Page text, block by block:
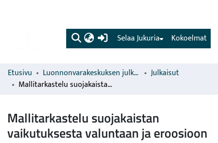
(current) Kokoelmat
Selaa Jukuria
Etusivu Luonnonvarakeskuksen julkaisut
Julkaisut
Mallitarkastelu suojakaistan vaikutuksesta valuntaan ja eroosioon
Mallitarkastelu suojakaistan
vaikutuksesta valuntaan ja eroosioon